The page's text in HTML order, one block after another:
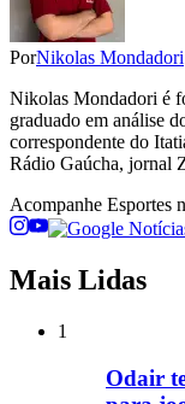
PorNikolas Mondadori
Nikolas Mondadori é
graduado em análise
correspondente do
Rádio Gaúcha, jornal
Acompanhe Esportes
Mais Lidas
1
Odair